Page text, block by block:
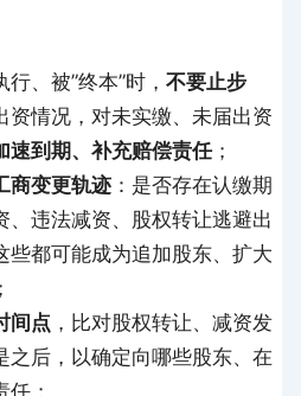
、被”终本”时， 不要止步
情况，对未实缴、未届出资
速到期、补充赔偿责任；
商变更轨迹 ：是否存在认缴期
、违法减资、股权转让逃避出
些都可能成为追加股东、扩大
间点 ，比对股权转让、减资发
之后，以确定向哪些股东、在